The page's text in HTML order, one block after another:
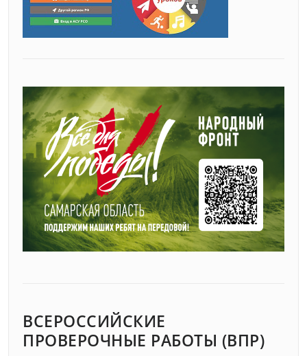
ВСЕРОССИЙСКИЕ
ПРОВЕРОЧНЫЕ РАБОТЫ (ВПР)